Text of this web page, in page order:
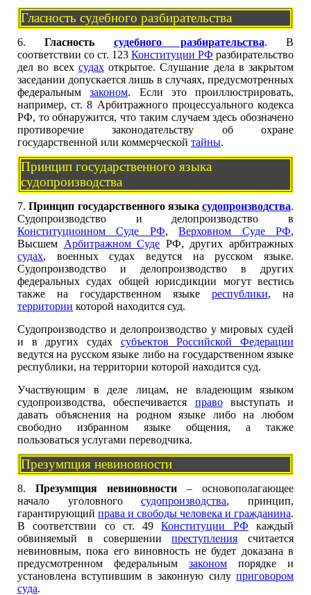
Гласность судебного разбирательства
6.Гласность судебного разбирательства. В
соответствии со ст. 123 Конституции РФ разбирательство
дел во всех судахоткрытое. Слушание дела в закрытом
заседании допускается лишь в случаях, предусмотренных
федеральнымзаконом. Если это проиллюстрировать,
например, ст. 8 Арбитражного процессуального кодекса
РФ, то обнаружится, что таким случаем здесь обозначено
противоречие законодательству об охране
государственной или коммерческой тайны.
Принцип государственного языка
судопроизводства
7.Принцип государственного языка судопроизводства.
Судопроизводство и делопроизводство в
Конституционном Суде РФ,Верховном Суде РФ,
Высшем Арбитражном Суде РФ, других арбитражных
судах, военных судах ведутся на русском языке.
Судопроизводство и делопроизводство в других
федеральных судах общей юрисдикции могут вестись
также на государственном языке республики, на
территории которой находится суд.
Судопроизводство и делопроизводство у мировых судей
и в других судах субъектов Российской Федерации
ведутся на русском языке либо на государственном языке
республики, на территории которой находится суд.
Участвующим в деле лицам, не владеющим языком
судопроизводства, обеспечивается правовыступать и
давать объяснения на родном языке либо на любом
свободно избранном языке общения, а также
пользоваться услугами переводчика.
Презумпция невиновности
8. Презумпция невиновности – основополагающее
начало уголовногосудопроизводства, принцип,
гарантирующий права и свободы человека и гражданина.
В соответствии со ст. 49Конституции РФ каждый
обвиняемый в совершениипреступления считается
невиновным, пока его виновность не будет доказана в
предусмотренном федеральным законом порядке и
установлена вступившим в законную силу приговором
суда.